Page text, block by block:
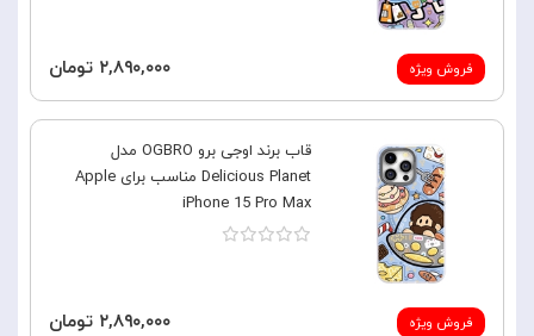
فروش ویژه ۲,۸۹۰,۰۰۰ تومان
فروش ویژه
قاب برند اوجی برو OGBRO مدل
Delicious Planet مناسب برای Apple
iPhone 15 Pro Max
۲,۸۹۰,۰۰۰ تومان